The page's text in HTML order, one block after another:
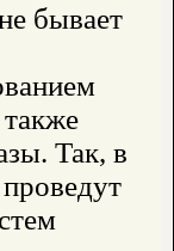
бывает
также
Так, в